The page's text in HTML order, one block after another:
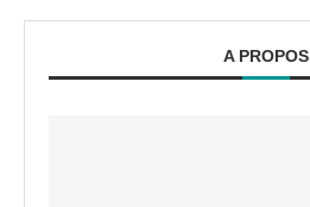
A PROPOS